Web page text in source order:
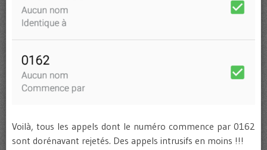
Voilà, tous les appels dont le numéro commence par 0162
sont dorénavant rejetés. Des appels intrusifs en moins !!!